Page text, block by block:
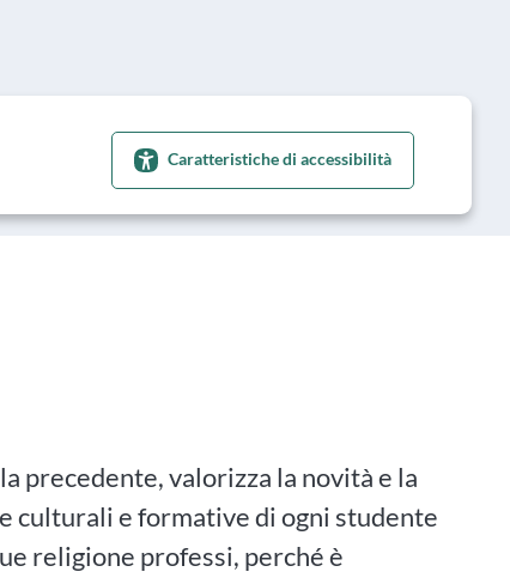
Caratteristiche di accessibilità
precedente, valorizza la novità e la
culturali e formative di ogni studente
religione professi, perché è